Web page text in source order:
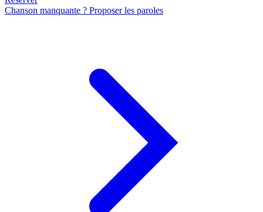
Chanson manquante ? Proposer les paroles